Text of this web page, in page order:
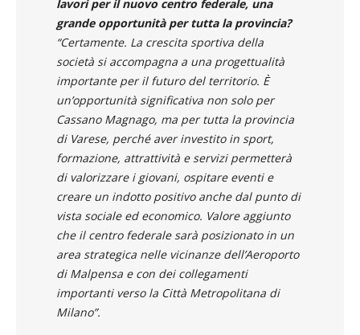
procinto di essere raggiunti con l’inizio dei
lavori per il nuovo centro federale, una
grande opportunità per tutta la provincia?
“Certamente. La crescita sportiva della
società si accompagna a una progettualità
importante per il futuro del territorio. È
un’opportunità significativa non solo per
Cassano Magnago, ma per tutta la provincia
di Varese, perché aver investito in sport,
formazione, attrattività e servizi permetterà
di valorizzare i giovani, ospitare eventi e
creare un indotto positivo anche dal punto di
vista sociale ed economico. Valore aggiunto
che il centro federale sarà posizionato in un
area strategica nelle vicinanze dell’Aeroporto
di Malpensa e con dei collegamenti
importanti verso la Città Metropolitana di